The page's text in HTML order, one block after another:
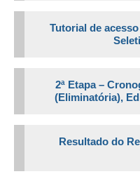
Tutorial de
2ª Etapa –
(Eliminatória),
Resultado do